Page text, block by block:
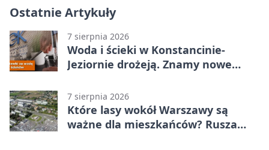
Ostatnie Artykuły
7 sierpnia 2026
Woda i ścieki w Konstancinie-
Jeziornie drożeją. Znamy nowe
7 sierpnia 2026
Które lasy wokół Warszawy są
ważne dla mieszkańców? Rusza